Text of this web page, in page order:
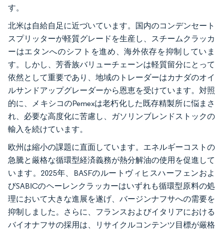
す。
北米は自給自足に近づいています。国内のコンデンセート
スプリッターが軽質グレードを生産し、スチームクラッカ
ーはエタンへのシフトを進め、海外依存を抑制していま
す。しかし、芳香族バリューチェーンは軽質留分にとって
依然として重要であり、地域のトレーダーはカナダのオイ
ルサンドアップグレーダーから恩恵を受けています。対照
的に、メキシコのPemexは老朽化した既存精製所に悩まさ
れ、必要な高度化に苦慮し、ガソリンブレンドストックの
輸入を続けています。
欧州は縮小の課題に直面しています。エネルギーコストの
急騰と厳格な循環型経済義務が熱分解油の使用を促進して
います。2025年、BASFのルートヴィヒスハーフェンおよ
びSABICのヘーレンクラッカーはいずれも循環型原料の処
理において大きな進展を遂げ、バージンナフサへの需要を
抑制しました。さらに、フランスおよびイタリアにおける
バイオナフサの採用は、リサイクルコンテンツ目標が厳格